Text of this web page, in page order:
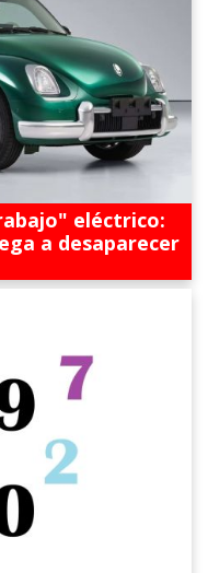
eléctrico:
a desaparecer